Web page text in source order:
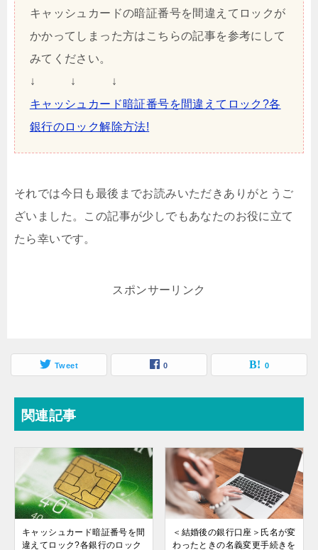
キャッシュカードの暗証番号を間違えてロックが
かかってしまった方はこちらの記事を参考にして
みてください。
↓ ↓ ↓
キャッシュカード暗証番号を間違えてロック?各
銀行のロック解除方法!
それでは今日も最後までお読みいただきありがとうご
ざいました。この記事が少しでもあなたのお役に立て
たら幸いです。
スポンサーリンク
Tweet 0 0
関連記事
キャッシュカード暗証番号を間
違えてロック?各銀行のロック
＜結婚後の銀行口座＞氏名が変
わったときの名義変更手続きを